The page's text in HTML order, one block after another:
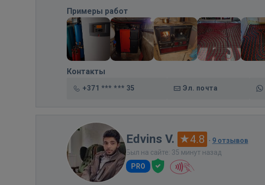
Примеры работ
Контакты
+371 *** *** 35 Эл. почта
Edvins V. 4.8 · 9 отзывов
Был на сайте: 35 минут назад
PRO